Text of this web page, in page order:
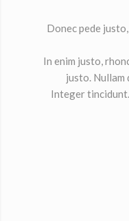
Donec pede
In enim justo,
justo. Nullam
Integer